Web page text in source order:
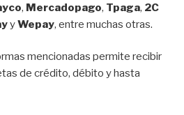
, Mercadopago, Tpaga, 2C
yWepay, entre muchas otras.
mencionadas permite recibir
de crédito, débito y hasta